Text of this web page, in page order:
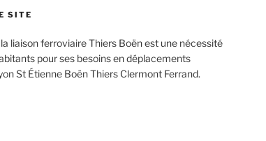
SITE
liaison ferroviaire Thiers Boën est une nécessité
pour ses besoins en déplacements
St Étienne Boën Thiers Clermont Ferrand.